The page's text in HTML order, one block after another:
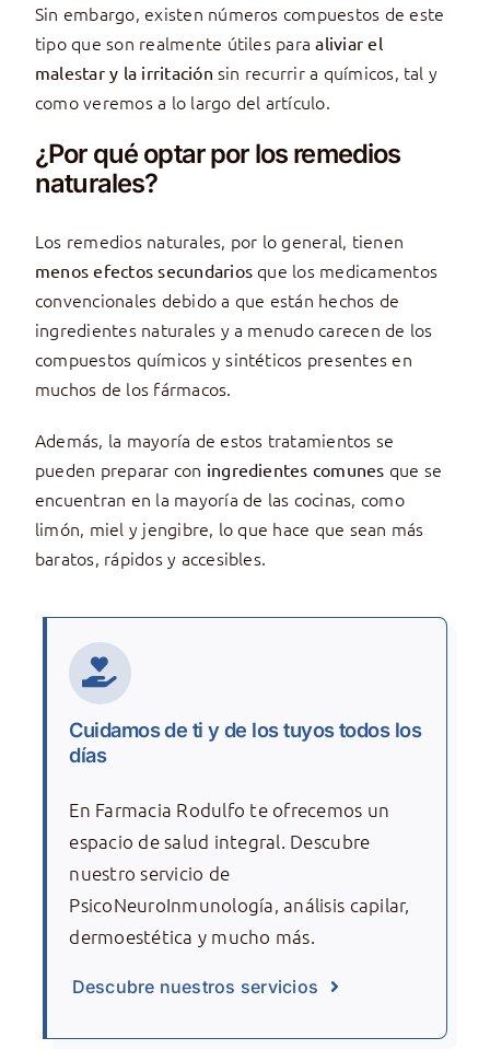
Sin embargo, existen números compuestos de este
tipo que son realmente útiles paraaliviar el
malestar y la irritación sin recurrir a químicos, tal y
como veremos a lo largo del artículo.
¿Por qué optar por los remedios
naturales?
Los remedios naturales, por lo general, tienen
menos efectos secundariosque los medicamentos
convencionales debido a que están hechos de
ingredientes naturales y a menudo carecen de los
compuestos químicos y sintéticos presentes en
muchos de los fármacos.
Además, la mayoría de estos tratamientos se
pueden preparar con ingredientes comunes que se
encuentran en la mayoría de las cocinas, como
limón, miel y jengibre, lo que hace que sean más
baratos, rápidos y accesibles.
Cuidamos de ti y de los tuyos todos los
días
En Farmacia Rodulfo te ofrecemos un
espacio de salud integral. Descubre
nuestro servicio de
PsicoNeuroInmunología, análisis capilar,
dermoestética y mucho más.
Descubre nuestros servicios